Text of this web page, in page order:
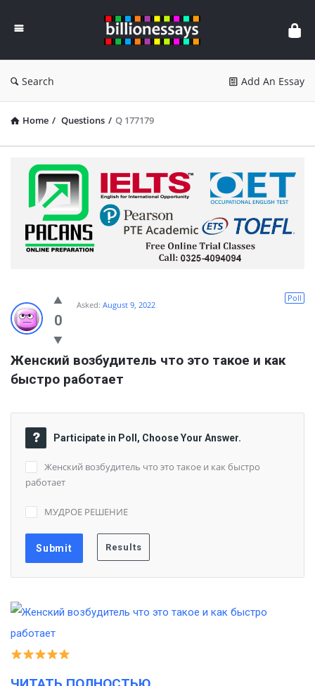
Essays
Search Add An Essay
Home / Questions / Q 177179
0
Poll
Asked: August 9, 2022
Женский возбудитель что это такое и как
быстро работает
Participate in Poll, Choose Your Answer.
Женский возбудитель что это такое и как быстро
работает
МУДРОЕ РЕШЕНИЕ